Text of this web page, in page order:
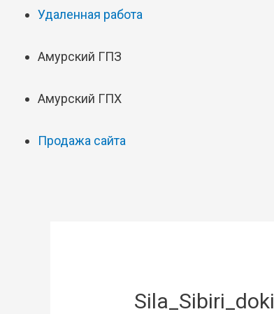
Удаленная работа
Амурский ГПЗ
Амурский ГПХ
Продажа сайта
Sila_Sibiri_doki